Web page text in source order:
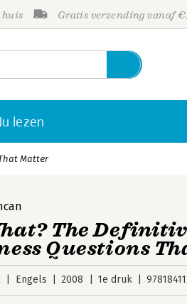
huis Gratis verzending vanaf
lezen
Matter
The
Questions
Engels 2008 1e druk